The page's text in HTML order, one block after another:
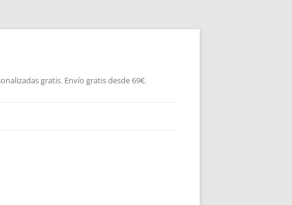
gratis. Envío gratis desde 69€.